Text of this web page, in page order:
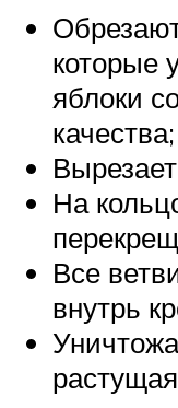
которые
яблоки
качества;
На
Все
внутрь